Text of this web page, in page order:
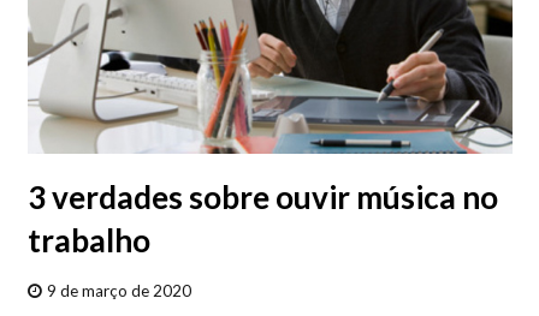
3 verdades sobre ouvir música no
trabalho
9 de março de 2020